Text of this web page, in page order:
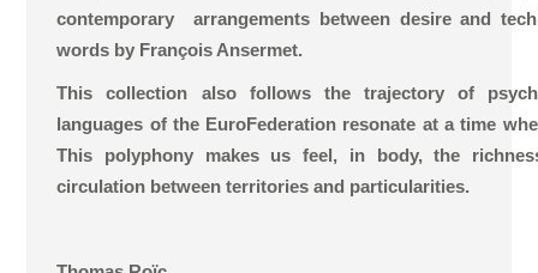
contemporary arrangements between desire and
words by François Ansermet.
This collection also follows the trajectory of
languages of the EuroFederation resonate at a time
This polyphony makes us feel, in body, the
circulation between territories and particularities.